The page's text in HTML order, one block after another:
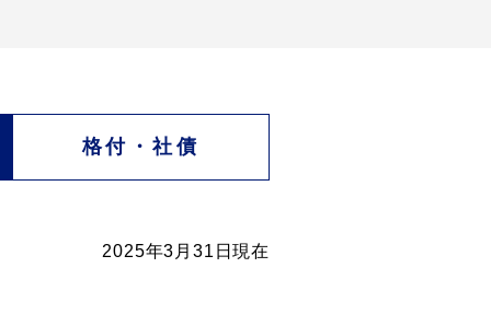
格付・社債
2025年3月31日現在